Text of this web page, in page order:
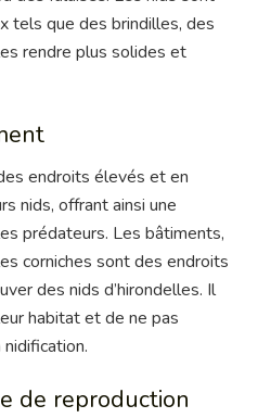
tels que des brindilles, des
rendre plus solides et
endroits élevés et en
nids, offrant ainsi une
prédateurs. Les bâtiments,
corniches sont des endroits
des nids d’hirondelles. Il
habitat et de ne pas
de reproduction